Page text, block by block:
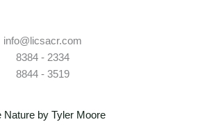
info@licsacr.com
8384 - 2334
8844 - 3519
Nature by Tyler Moore